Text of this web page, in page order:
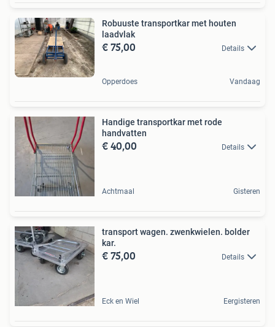
Robuuste transportkar met houten
laadvlak
€ 75,00 Details
Opperdoes Vandaag
Handige transportkar met rode
handvatten
€ 40,00 Details
Achtmaal Gisteren
transport wagen. zwenkwielen. bolder
kar.
€ 75,00 Details
Eck en Wiel Eergisteren